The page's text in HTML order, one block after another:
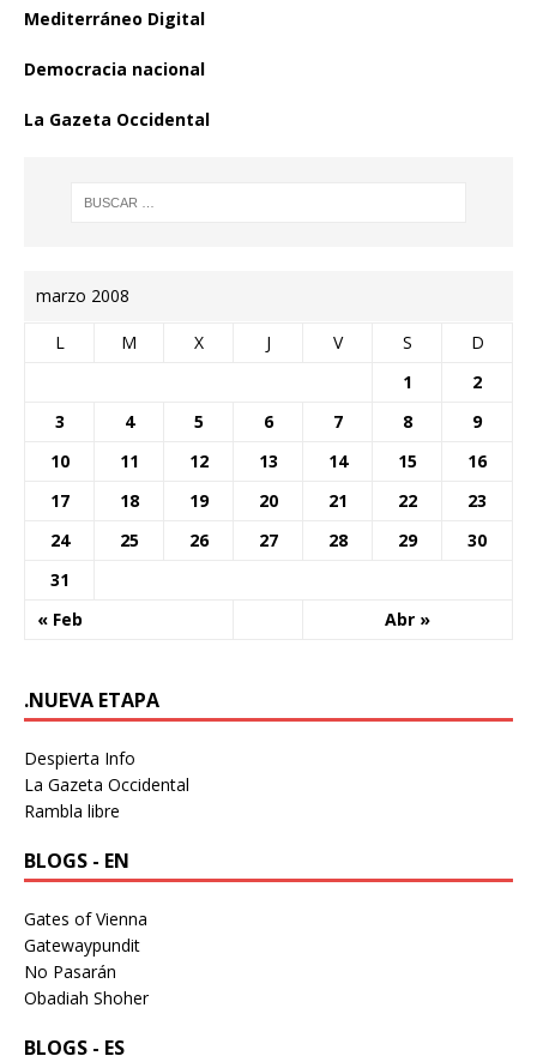
Mediterráneo Digital
Democracia nacional
La Gazeta Occidental
marzo 2008
L M X J V S D
« Feb Abr »
1
2
3
4 5 6 7 8
9
10
11 12 13 14 15
16
17
18 19 20 21 22
23
24
25 26 27 28 29
30
31
.NUEVA ETAPA
Despierta Info
La Gazeta Occidental
Rambla libre
BLOGS - EN
Gates of Vienna
Gatewaypundit
No Pasarán
Obadiah Shoher
BLOGS - ES